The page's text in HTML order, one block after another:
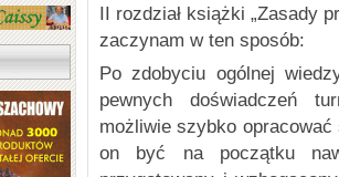
II rozdział książki „Zasady
zaczynam w ten sposób:
Po zdobyciu ogólnej
pewnych doświadczeń
możliwie szybko
on być na początku